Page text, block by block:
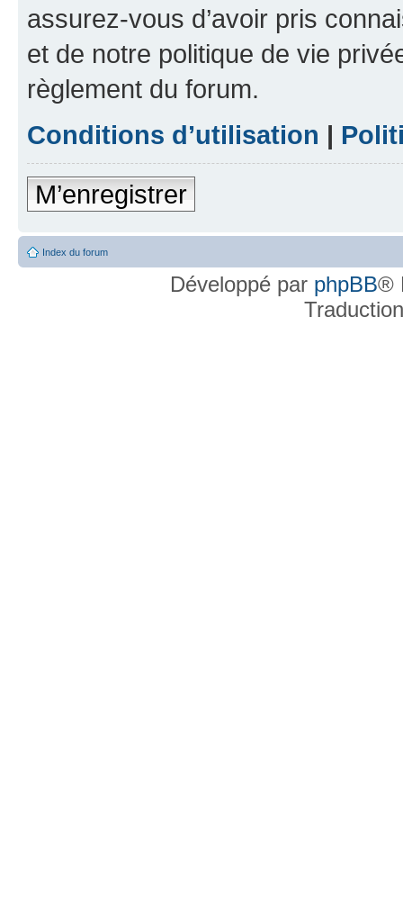
assurez-vous d’avoir pris
et de notre politique de vie
règlement du forum.
Conditions d’utilisation |
M’enregistrer
Index du forum
Développé par phpBB®